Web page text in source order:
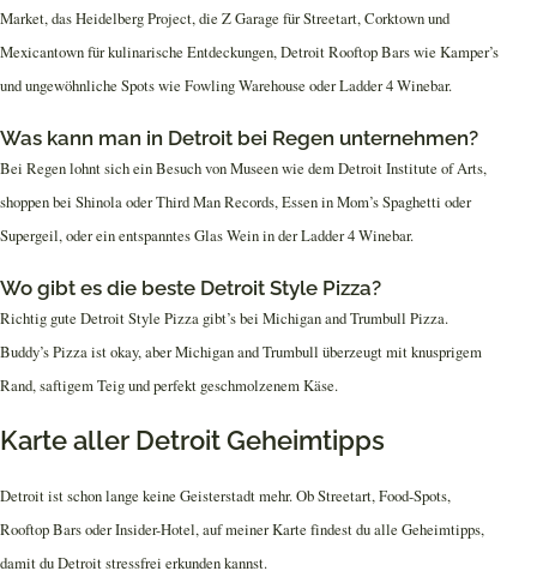
Market, das Heidelberg Project, die Z Garage für Streetart, Corktown und
Mexicantown für kulinarische Entdeckungen, Detroit Rooftop Bars wie Kamper’s
und ungewöhnliche Spots wie Fowling Warehouse oder Ladder 4 Winebar.
Was kann man in Detroit bei Regen unternehmen?
Bei Regen lohnt sich ein Besuch von Museen wie dem Detroit Institute of Arts,
shoppen bei Shinola oder Third Man Records, Essen in Mom’s Spaghetti oder
Supergeil, oder ein entspanntes Glas Wein in der Ladder 4 Winebar.
Wo gibt es die beste Detroit Style Pizza?
Richtig gute Detroit Style Pizza gibt’s bei Michigan and Trumbull Pizza.
Buddy’s Pizza ist okay, aber Michigan and Trumbull überzeugt mit knusprigem
Rand, saftigem Teig und perfekt geschmolzenem Käse.
Karte aller Detroit Geheimtipps
Detroit ist schon lange keine Geisterstadt mehr. Ob Streetart, Food-Spots,
Rooftop Bars oder Insider-Hotel, auf meiner Karte findest du alle Geheimtipps,
damit du Detroit stressfrei erkunden kannst.